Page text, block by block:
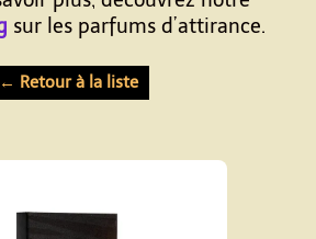
sur les parfums d’attirance.
← Retour à la liste